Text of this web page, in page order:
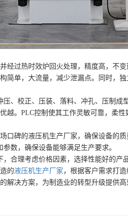
经过热时效炉回火处理，精度高，不变
简单，大流量，减少泄漏点。同时，
、校正、压装、落料、冲孔、压制
越。PLC控制使其工作灵敏可靠，柔性
口碑的液压机生产厂家，确保设备的质
数，确保设备能够满足生产要求。
合理考虑价格因素，选择性能好的产品
的液压机生产厂家 ，根据客户需求打
解决方案，为制造业的转型升级提供